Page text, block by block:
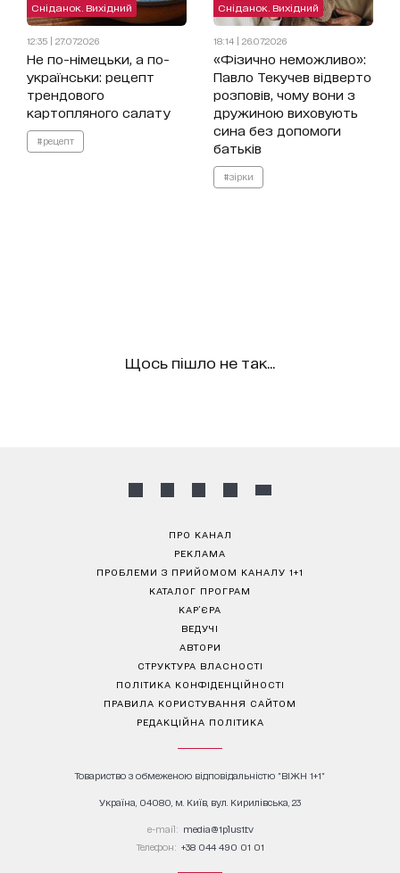
Сніданок. Вихідний
12:35 | 27.07.2026
Не по-німецьки, а по-
українськи: рецепт
трендового
картопляного салату
#рецепт
Сніданок. Вихідний
18:14 | 26.07.2026
«Фізично неможливо»:
Павло Текучев відверто
розповів, чому вони з
дружиною виховують
сина без допомоги
батьків
#зірки
Щось пішло не так...
ПРО КАНАЛ
РЕКЛАМА
ПРОБЛЕМИ З ПРИЙОМОМ КАНАЛУ 1+1
КАТАЛОГ ПРОГРАМ
КАР’ЄРА
ВЕДУЧІ
АВТОРИ
СТРУКТУРА ВЛАСНОСТІ
ПОЛІТИКА КОНФІДЕНЦІЙНОСТІ
ПРАВИЛА КОРИСТУВАННЯ САЙТОМ
РЕДАКЦІЙНА ПОЛІТИКА
Товариство з обмеженою відповідальністю "ВІЖН 1+1"
Україна, 04080, м. Київ, вул. Кирилівська, 23
е-mail: media@1plus1.tv
Телефон: +38 044 490 01 01